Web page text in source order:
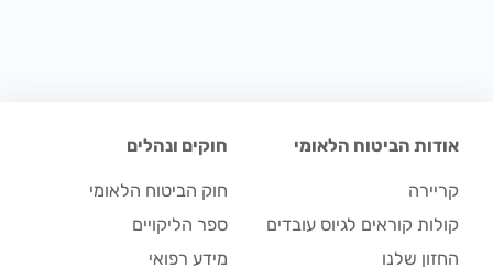
אודות הביטוח הלאומי
קריירה
קולות קוראים לגיוס עובדים
החזון שלנו
חוקים ונהלים
חוק הביטוח הלאומי
ספר הליקויים
מידע רפואי